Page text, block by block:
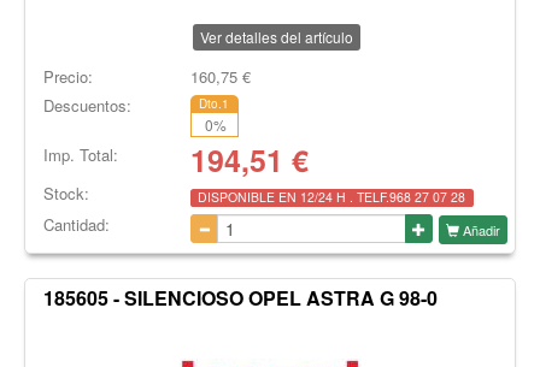
Ver detalles del artículo
Precio: 160,75€
Descuentos:
Dto.1
0%
Imp. Total: 194,51 €
Stock: DISPONIBLE EN 12/24 H . TELF.968 27 07 28
Cantidad: Añadir
185605 - SILENCIOSO OPEL ASTRA G 98-0